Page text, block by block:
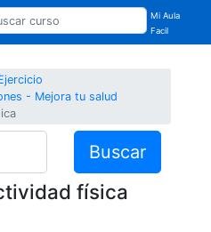
Mi Aula
Facil
- Mejora tu salud
Buscar
física